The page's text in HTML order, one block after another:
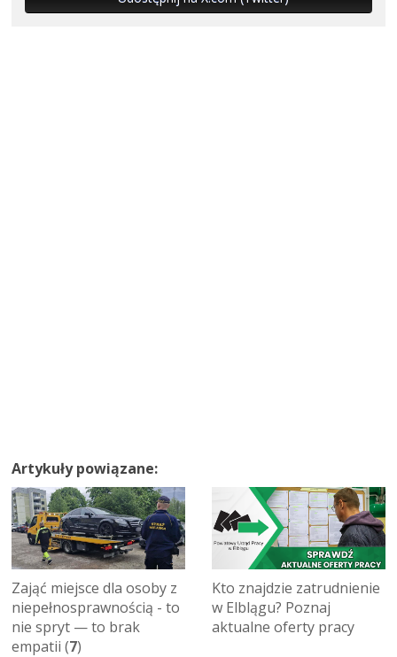
Artykuły powiązane:
Zająć miejsce dla osoby z
niepełnosprawnością - to
nie spryt — to brak
empatii (7)
Kto znajdzie zatrudnienie
w Elblągu? Poznaj
aktualne oferty pracy